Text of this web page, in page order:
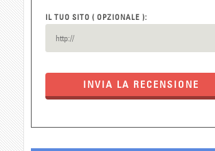
IL TUO SITO ( OPZIONALE ):
INVIA LA RECENSIONE